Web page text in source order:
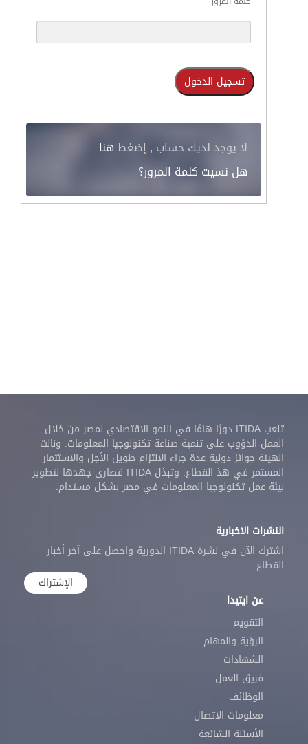
لا يوجد لديك حساب , إضغطهنا
هل نسيت كلمة المرور؟
تلعب ITIDA دورًا هامًا في النمو الاقتصادي لمصر من خلال
العمل الدؤوب على تنمية صناعة تكنولوجيا المعلومات. ونالت
الهيئة جوائز دولية عدة جراء الالتزام طويل الأجل والاستثمار
المستمر في هذ القطاع. وتبذل ITIDA قصارى جهدها لتطوير
بيئة عمل تكنولوجيا المعلومات في مصر بشكل مستدام.
النشرات الاخبارية
اشترك الآن في نشرة ITIDA الدورية واحصل على آخر أخبار
القطاع
الإشتراك
عن ايتيدا
التقويم
الرؤية والمهام
الشهادات
فريق العمل
الوظائف
معلومات الاتصال
الأسئلة الشائعة